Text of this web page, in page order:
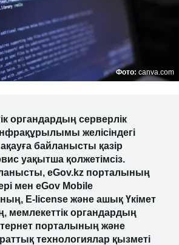
Фото: canva.com
органдардың серверлік
желісіндегі
байланысты қазір
уақытша қолжетімсіз.
eGov.kz порталының
мен eGov Mobile
E-license және ашық Үкімет
мемлекеттік органдардың
порталының және
технологиялар қызметі